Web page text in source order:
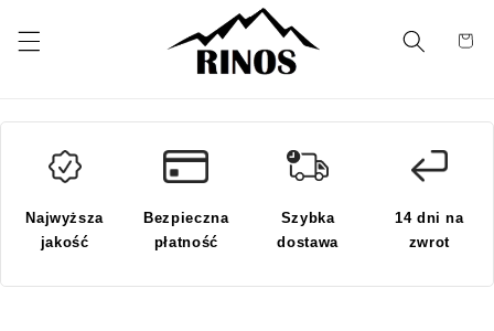
Koszyk
Najwyższa
jakość
Bezpieczna
płatność
Szybka
dostawa
14 dni na
zwrot